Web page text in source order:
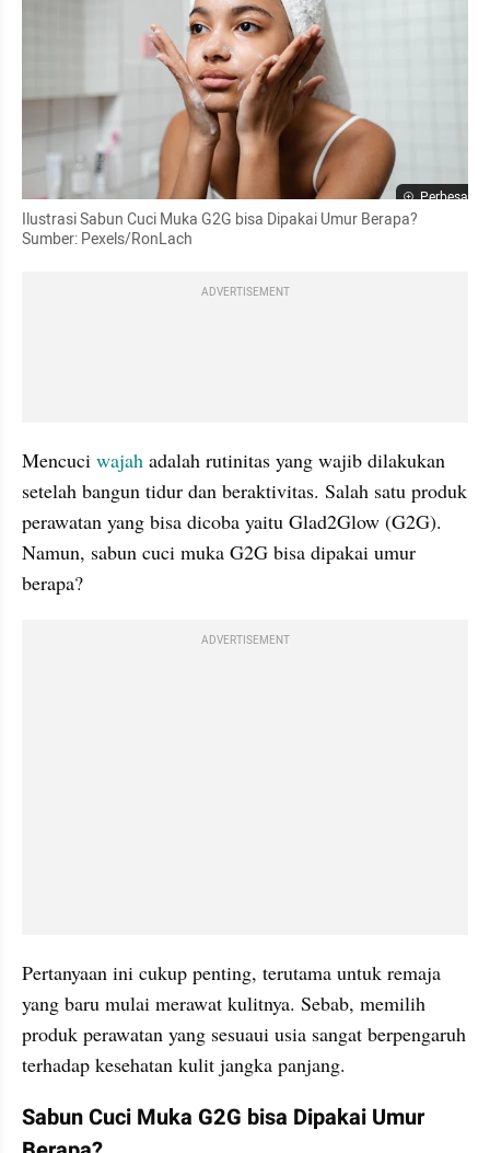
Perbesar
Ilustrasi Sabun Cuci Muka G2G bisa Dipakai Umur Berapa?
Sumber: Pexels/RonLach
ADVERTISEMENT
Mencuci wajah adalah rutinitas yang wajib dilakukan
setelah bangun tidur dan beraktivitas. Salah satu produk
perawatan yang bisa dicoba yaitu Glad2Glow (G2G).
Namun, sabun cuci muka G2G bisa dipakai umur
berapa?
ADVERTISEMENT
Pertanyaan ini cukup penting, terutama untuk remaja
yang baru mulai merawat kulitnya. Sebab, memilih
produk perawatan yang sesuaui usia sangat berpengaruh
terhadap kesehatan kulit jangka panjang.
Sabun Cuci Muka G2G bisa Dipakai Umur